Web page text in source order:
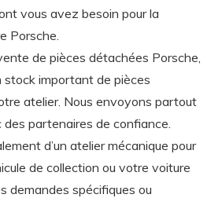
vous avez besoin pour la
Porsche.
de pièces détachées Porsche,
stock important de pièces
atelier. Nous envoyons partout
partenaires de confiance.
d’un atelier mécanique pour
de collection ou votre voiture
demandes spécifiques ou